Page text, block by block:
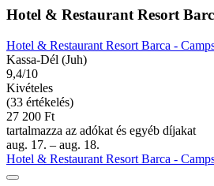
Hotel & Restaurant Resort
Hotel & Restaurant Resort Barca -
Kassa-Dél (Juh)
9,4/10
Kivételes
(33 értékelés)
27 200 Ft
tartalmazza az adókat és egyéb díjakat
aug. 17. – aug. 18.
Hotel & Restaurant Resort Barca -